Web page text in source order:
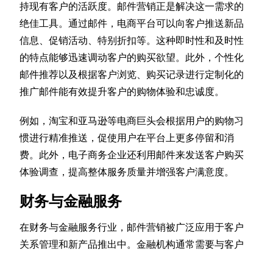
持现有客户的活跃度。邮件营销正是解决这一需求的
绝佳工具。通过邮件，电商平台可以向客户推送新品
信息、促销活动、特别折扣等。这种即时性和及时性
的特点能够迅速调动客户的购买欲望。此外，个性化
邮件推荐以及根据客户浏览、购买记录进行定制化的
推广邮件能有效提升客户的购物体验和忠诚度。
例如，淘宝和亚马逊等电商巨头会根据用户的购物习
惯进行精准推送，促使用户在平台上更多停留和消
费。此外，电子商务企业还利用邮件来发送客户购买
体验调查，提高整体服务质量并增强客户满意度。
财务与金融服务
在财务与金融服务行业，邮件营销被广泛应用于客户
关系管理和新产品推出中。金融机构通常需要与客户